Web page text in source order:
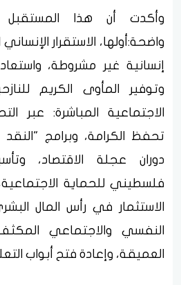
وأكدت أن هذا
واضحة:أولها، الاستقرار
إنسانية غير مشروطة،
وتوفير المأوى الكريم
الاجتماعية المباشرة: عبر
تحفظ الكرامة، وبرامج
دوران عجلة الاقتصاد،
فلسطيني للحماية
الاستثمار في رأس المال
النفسي والاجتماعي
العميقة، وإعادة فتح أبواب